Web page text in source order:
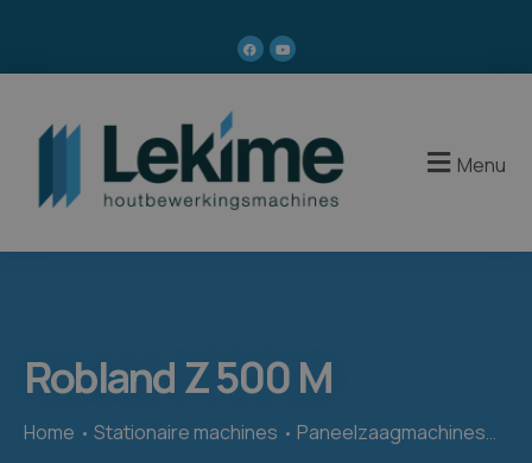
Menu
Robland Z 500 M
Home Stationaire machines Paneelzaagmachines